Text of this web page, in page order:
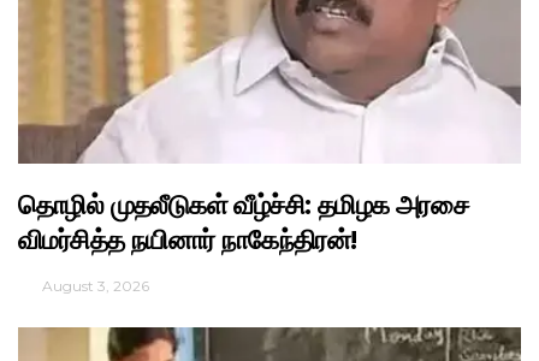
தொழில் முதலீடுகள் வீழ்ச்சி: தமிழக அரசை
விமர்சித்த நயினார் நாகேந்திரன்!
August 3, 2026